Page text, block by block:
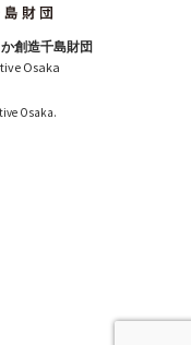
創造千島財団
Osaka
Osaka.